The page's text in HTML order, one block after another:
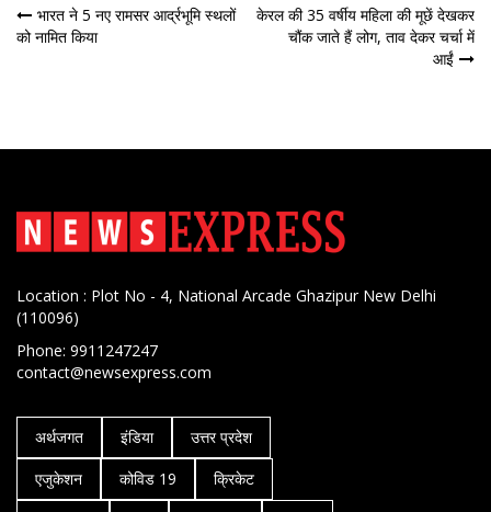
पोस्ट
भारत ने 5 नए रामसर आर्द्रभूमि स्थलों
को नामित किया
केरल की 35 वर्षीय महिला की मूछें देखकर
चौंक जाते हैं लोग, ताव देकर चर्चा में
आईं
Location : Plot No - 4, National Arcade Ghazipur New Delhi
(110096)
Phone: 9911247247
contact@newsexpress.com
अर्थजगत इंडिया
उत्तर प्रदेश
एजुकेशन
कोविड 19
क्रिकेट